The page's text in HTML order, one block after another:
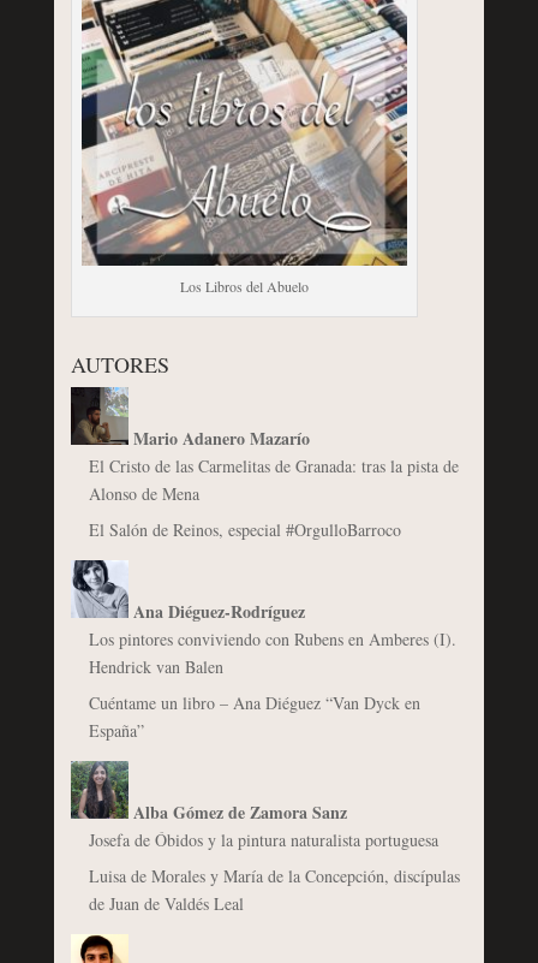
Los Libros del Abuelo
AUTORES
Mario Adanero Mazarío
El Cristo de las Carmelitas de Granada: tras la pista de
Alonso de Mena
El Salón de Reinos, especial #OrgulloBarroco
Ana Diéguez-Rodríguez
Los pintores conviviendo con Rubens en Amberes (I).
Hendrick van Balen
Cuéntame un libro – Ana Diéguez “Van Dyck en
España”
Alba Gómez de Zamora Sanz
Josefa de Óbidos y la pintura naturalista portuguesa
Luisa de Morales y María de la Concepción, discípulas
de Juan de Valdés Leal